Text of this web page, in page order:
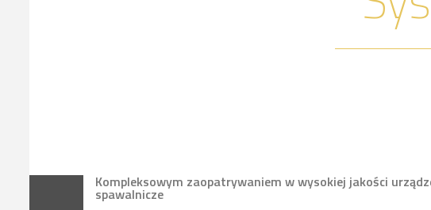
Kompleksowym zaopatrywaniem w wysokiej jakości
spawalnicze